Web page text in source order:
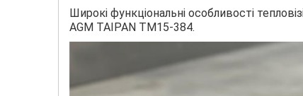
Широкі функціональні особливості
AGM TAIPAN TM15-384.